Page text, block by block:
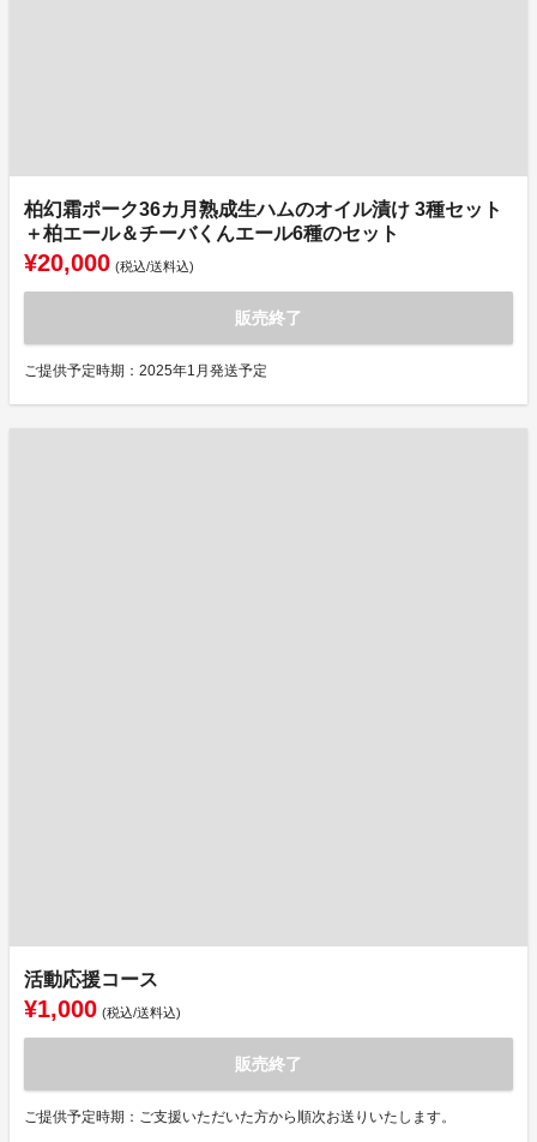
柏幻霜ポーク36カ月熟成生ハムのオイル漬け 3種セット
＋柏エール＆チーバくんエール6種のセット
¥20,000 (税込/送料込)
販売終了
ご提供予定時期：2025年1月発送予定
活動応援コース
¥1,000 (税込/送料込)
販売終了
ご提供予定時期：ご支援いただいた方から順次お送りいたします。